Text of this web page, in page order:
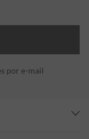
por e-mail